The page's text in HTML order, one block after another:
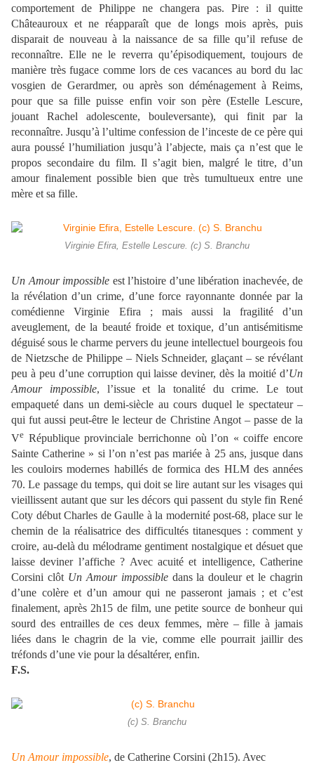
comportement de Philippe ne changera pas. Pire : il quitte
Châteauroux et ne réapparaît que de longs mois après, puis
disparait de nouveau à la naissance de sa fille qu’il refuse de
reconnaître. Elle ne le reverra qu’épisodiquement, toujours de
manière très fugace comme lors de ces vacances au bord du lac
vosgien de Gerardmer, ou après son déménagement à Reims,
pour que sa fille puisse enfin voir son père (Estelle Lescure,
jouant Rachel adolescente, bouleversante), qui finit par la
reconnaître. Jusqu’à l’ultime confession de l’inceste de ce père qui
aura poussé l’humiliation jusqu’à l’abjecte, mais ça n’est que le
propos secondaire du film. Il s’agit bien, malgré le titre, d’un
amour finalement possible bien que très tumultueux entre une
mère et sa fille.
Virginie Efira, Estelle Lescure. (c) S. Branchu
Un Amour impossible est l’histoire d’une libération inachevée, de
la révélation d’un crime, d’une force rayonnante donnée par la
comédienne Virginie Efira ; mais aussi la fragilité d’un
aveuglement, de la beauté froide et toxique, d’un antisémitisme
déguisé sous le charme pervers du jeune intellectuel bourgeois fou
de Nietzsche de Philippe – Niels Schneider, glaçant – se révélant
peu à peu d’une corruption qui laisse deviner, dès la moitié d’Un
Amour impossible, l’issue et la tonalité du crime. Le tout
empaqueté dans un demi-siècle au cours duquel le spectateur –
qui fut aussi peut-être le lecteur de Christine Angot – passe de la
Ve République provinciale berrichonne où l’on « coiffe encore
Sainte Catherine » si l’on n’est pas mariée à 25 ans, jusque dans
les couloirs modernes habillés de formica des HLM des années
70. Le passage du temps, qui doit se lire autant sur les visages qui
vieillissent autant que sur les décors qui passent du style fin René
Coty début Charles de Gaulle à la modernité post-68, place sur le
chemin de la réalisatrice des difficultés titanesques : comment y
croire, au-delà du mélodrame gentiment nostalgique et désuet que
laisse deviner l’affiche ? Avec acuité et intelligence, Catherine
Corsini clôt Un Amour impossibledans la douleur et le chagrin
d’une colère et d’un amour qui ne passeront jamais ; et c’est
finalement, après 2h15 de film, une petite source de bonheur qui
sourd des entrailles de ces deux femmes, mère – fille à jamais
liées dans le chagrin de la vie, comme elle pourrait jaillir des
tréfonds d’une vie pour la désaltérer, enfin.
F.S.
(c) S. Branchu
Un Amour impossible, de Catherine Corsini (2h15). Avec